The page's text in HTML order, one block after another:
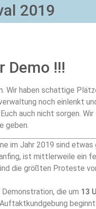
2019
Demo !!!
Wir haben schattige
noch einlenkt
auch nicht sorgen.
geben.
im Jahr 2019 sind
ist mittlerweile ein
die größten Proteste
die um 13